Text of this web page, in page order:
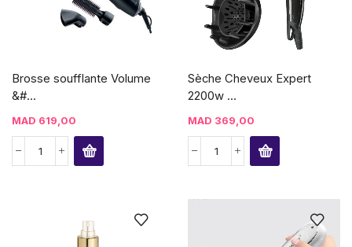
Brosse soufflante Volume
&#...
MAD 619,00
Sèche Cheveux Expert
2200w ...
MAD 369,00